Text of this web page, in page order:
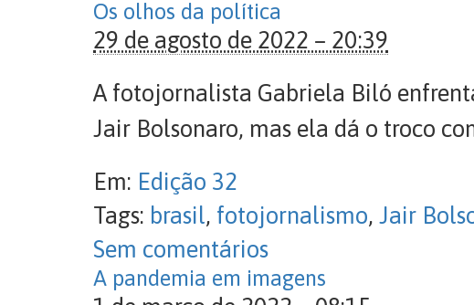
Os olhos da política
29 de agosto de 2022 – 20:39
A fotojornalista Gabriela Biló
Jair Bolsonaro, mas ela dá o troco
Em: Edição 32
Tags: brasil, fotojornalismo, Jair
Sem comentários
A pandemia em imagens